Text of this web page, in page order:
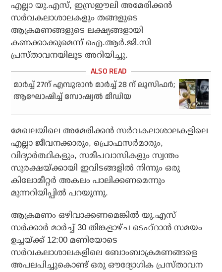
എല്ലാ യു.എസ്, ഇസ്രഈലി അമേരിക്കന്‍
സര്‍വകലാശാലകളും തങ്ങളുടെ
ആക്രമണങ്ങളുടെ ലക്ഷ്യങ്ങളായി
കണക്കാക്കുമെന്ന് ഐ.ആര്‍.ജി.സി
പ്രസ്താവനയിലൂട അറിയിച്ചു.
മാര്‍ച്ച് 27ന് എമ്പുരാന്‍ മാര്‍ച്ച് 28 ന് ലൂസിഫര്‍;
ആഘോഷിച്ച് സോഷ്യല്‍ മീഡിയ
മേഖലയിലെ അമേരിക്കന്‍ സര്‍വകലാശാലകളിലെ
എല്ലാ ജീവനക്കാരും, പ്രൊഫസര്‍മാരും,
വിദ്യാര്‍ത്ഥികളും, സമീപവാസികളും സ്വന്തം
സുരക്ഷയ്ക്കായി ഇവിടങ്ങളില്‍ നിന്നും ഒരു
കിലോമീറ്റര്‍ അകലം പാലിക്കണമെന്നും
മുന്നറിയിപ്പില്‍ പറയുന്നു.
ആക്രമണം ഒഴിവാക്കണമെങ്കില്‍ യു.എസ്
സര്‍ക്കാര്‍ മാര്‍ച്ച് 30 തിങ്കളാഴ്ച ടെഹ്റാന്‍ സമയം
ഉച്ചയ്ക്ക് 12:00 മണിയോടെ
സര്‍വകലാശാലകളിലെ ബോംബാക്രമണങ്ങളെ
അപലപിച്ചുകൊണ്ട് ഒരു ഔദ്യോഗിക പ്രസ്താവന